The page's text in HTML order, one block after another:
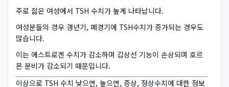
주로 젊은 여성에서 TSH 수치가 높게 나타납니다.
여성분들의 경우 갱년기, 폐경기에 TSH수치가 증가되는 경우도
많습니다.
이는 에스트로겐 수치가 감소하며 갑상선 기능이 손상되며 호르
몬 분비가 감소되기 때문입니다.
이상으로 TSH 수치 낮으면, 높으면, 증상, 정상수치에 대한 정보